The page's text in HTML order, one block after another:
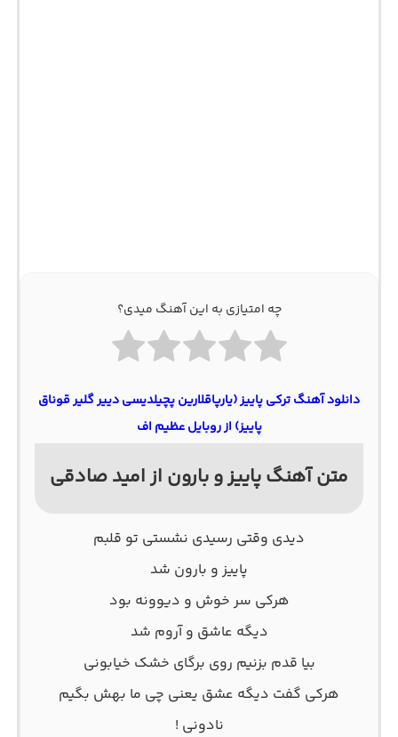
چه امتیازی به این آهنگ میدی؟
دانلود آهنگ ترکی پاییز (یارپاقلارین پچیلدیسی دییر گلیر قوناق
پاییز) از روبایل عظیم اف
متن آهنگ پاییز و بارون از امید صادقی
دیدی وقتی رسیدی نشستی تو قلبم
پاییز و بارون شد
هرکی سر خوش و دیوونه بود
دیگه عاشق و آروم شد
بیا قدم بزنیم روی برگای خشک خیابونی
هرکی گفت دیگه عشق یعنی چی ما بهش بگیم
نادونی !